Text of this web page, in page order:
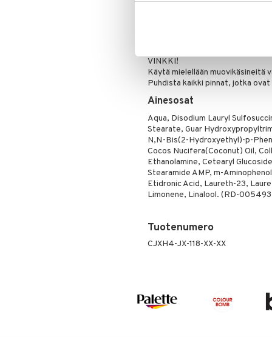
Käyttö
Käytä päivittäin tavallisen
Säilytä look: Kun olet
VINKKI!
Käytä mielellään muovikäsineitä
Puhdista kaikki pinnat, jotka
Ainesosat
Aqua, Disodium Lauryl
Stearate, Guar
N,N-Bis(2-Hydroxyethyl)-p-
Cocos Nucifera(Coconut) Oil,
Ethanolamine, Cetearyl
Stearamide AMP, m-
Etidronic Acid, Laureth-23,
Limonene, Linalool. (RD-
Tuotenumero
CJXH4-JX-118-XX-XX